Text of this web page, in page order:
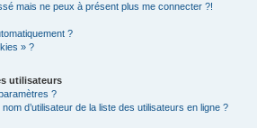
mais ne peux à présent plus me connecter ?!
?
» ?
utilisateurs
?
d’utilisateur de la liste des utilisateurs en ligne ?